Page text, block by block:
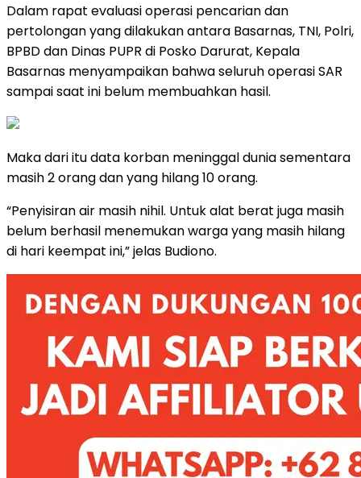
Dalam rapat evaluasi operasi pencarian dan
pertolongan yang dilakukan antara Basarnas, TNI, Polri,
BPBD dan Dinas PUPR di Posko Darurat, Kepala
Basarnas menyampaikan bahwa seluruh operasi SAR
sampai saat ini belum membuahkan hasil.
Maka dari itu data korban meninggal dunia sementara
masih 2 orang dan yang hilang 10 orang.
“Penyisiran air masih nihil. Untuk alat berat juga masih
belum berhasil menemukan warga yang masih hilang
di hari keempat ini,” jelas Budiono.